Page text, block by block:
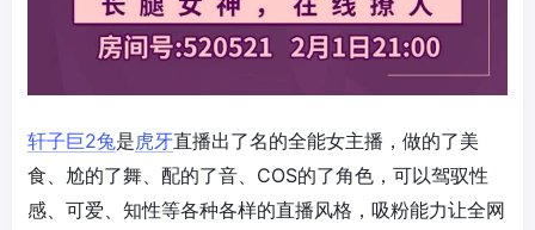
轩子巨2兔是虎牙直播出了名的全能女主播，做的了美
食、尬的了舞、配的了音、COS的了角色，可以驾驭性
感、可爱、知性等各种各样的直播风格，吸粉能力让全网